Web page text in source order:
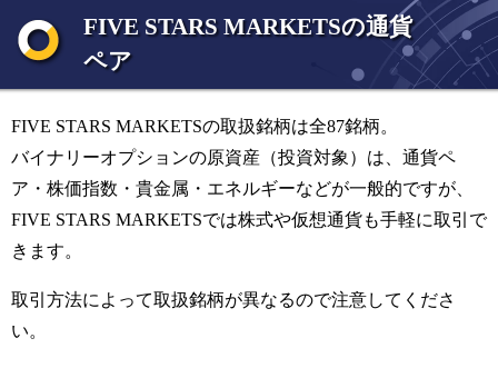
FIVE STARS MARKETSの通貨
ペア
FIVE STARS MARKETSの取扱銘柄は全87銘柄。
バイナリーオプションの原資産（投資対象）は、通貨ペ
ア・株価指数・貴金属・エネルギーなどが一般的ですが、
FIVE STARS MARKETSでは株式や仮想通貨も手軽に取引で
きます。
取引方法によって取扱銘柄が異なるので注意してくださ
い。